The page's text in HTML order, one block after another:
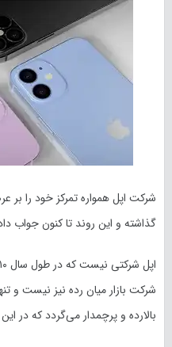
شرکت اپل همواره تمرکز خود را بر
گذاشته و این روند تا کنون جواب
شرکت بازار میان رده نیز نیست و
بالارده و پرچمدار می‌گردد که در